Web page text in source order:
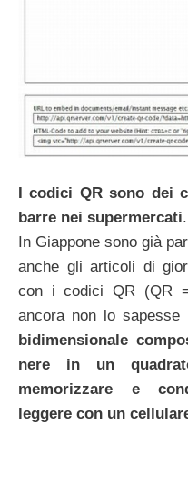
I codici QR sono dei
barre nei supermercati.
In Giappone sono già
anche gli articoli di
con i codici QR (QR
ancora non lo sapesse
bidimensionale
nere in un
memorizzare e
leggere con un